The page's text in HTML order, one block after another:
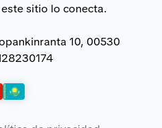
sitio lo conecta.
10, 00530